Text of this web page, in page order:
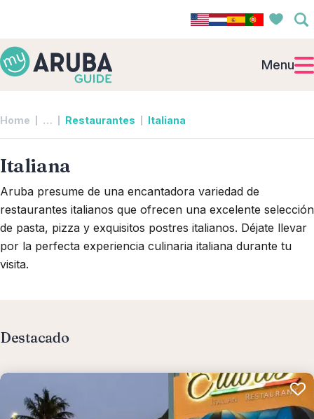
Menu
Home … Collapsed breadcrumb levels
Restaurantes Italiana
Italiana
Aruba presume de una encantadora variedad de
restaurantes italianos que ofrecen una excelente selección
de pasta, pizza y exquisitos postres italianos. Déjate llevar
por la perfecta experiencia culinaria italiana durante tu
visita.
Destacado